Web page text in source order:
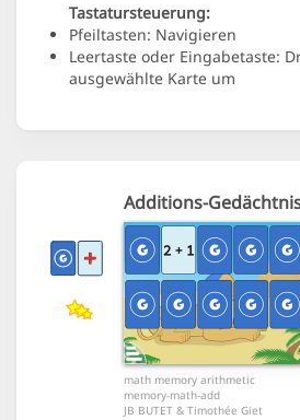
Tastatursteuerung:
Pfeiltasten: Navigieren
Leertaste oder Eingabetaste:
ausgewählte Karte um
Additions-
math memory arithmetic
memory-math-add
JB BUTET & Timothée Giet